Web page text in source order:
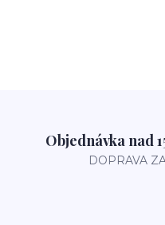
Objednávka nad
DOPRAVA